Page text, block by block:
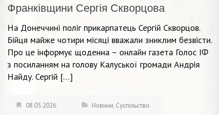
Франківщини Сергія Скворцова
На Донеччині поліг прикарпатець Сергій Скворцов.
Бійця майже чотири місяці вважали зниклим безвісти.
Про це інформує щоденна – онлайн газета Голос ІФ
з посиланням на голову Калуської громади Андрія
Найду. Сергій […]
08.05.2026 Новини, Суспільство